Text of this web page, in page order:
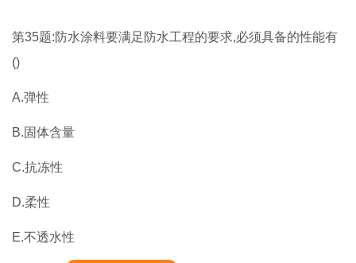
第35题:防水涂料要满足防水工程的要求,必须具备的性能有
()
A.弹性
B.固体含量
C.抗冻性
D.柔性
E.不透水性